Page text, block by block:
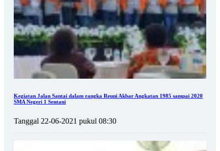
Kegiatan Jalan Santai dalam rangka Reuni Akbar Angkatan 1985 sampai 2020
SMA Negeri 1 Sentani
Tanggal 22-06-2021 pukul 08:30